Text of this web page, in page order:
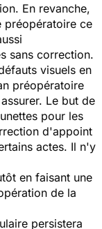
En revanche,
préopératoire ce
sans correction.
visuels en
préopératoire
Le but de
pour les
d'appoint
actes. Il n'y
en faisant une
de la
persistera